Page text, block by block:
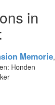
in
Memorie,
Honden